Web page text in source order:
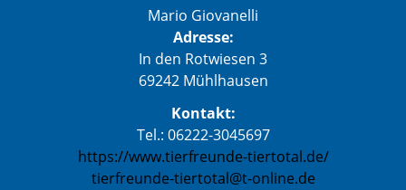
Mario Giovanelli
Adresse:
In den Rotwiesen 3
69242 Mühlhausen
Kontakt:
Tel.: 06222-3045697
https://www.tierfreunde-tiertotal.de/
tierfreunde-tiertotal@t-online.de